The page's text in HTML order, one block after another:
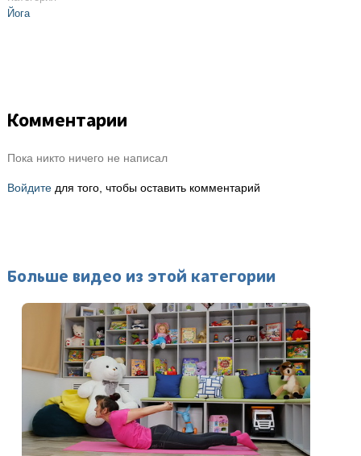
Йога
Комментарии
Пока никто ничего не написал
Войдитедля того, чтобы оставить комментарий
Больше видео из этой категории